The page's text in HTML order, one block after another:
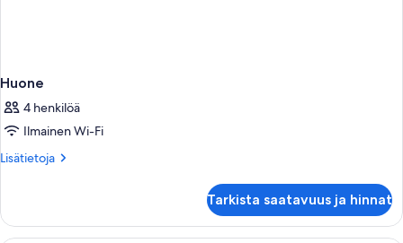
Huone
4 henkilöä
Ilmainen Wi-Fi
Lisätietoja
Lisätietoja
Tarkista saatavuus ja hinnat